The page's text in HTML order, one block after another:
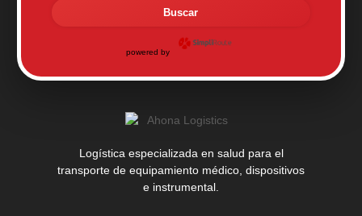
Buscar
powered by
Logística especializada en salud para el
transporte de equipamiento médico, dispositivos
e instrumental.